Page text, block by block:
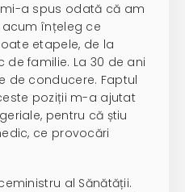
a spus odată că am
acum înțeleg ce
etapele, de la
familie. La 30 de ani
de conducere. Faptul
poziții m-a ajutat
pentru că știu
ce provocări
al Sănătății.